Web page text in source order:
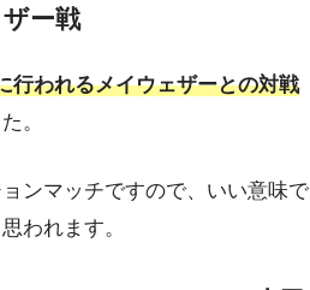
ー戦
行われるメイウェザーとの対戦
。
ンマッチですので、いい意味で
われます。